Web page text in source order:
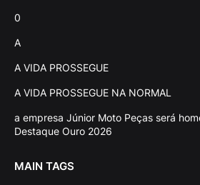
0
A
A VIDA PROSSEGUE
A VIDA PROSSEGUE NA NORMAL
a empresa Júnior Moto Peças será
Destaque Ouro 2026
MAIN TAGS